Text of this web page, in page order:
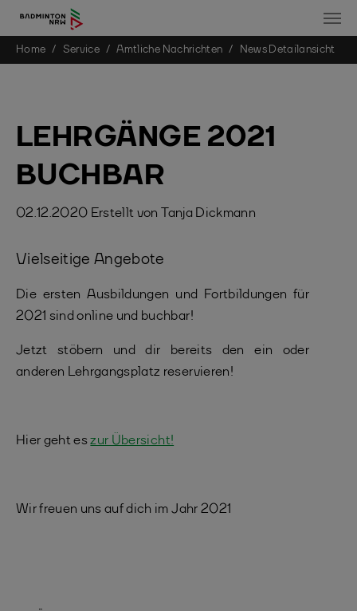
Skip to main content
You are here:
Home Service Amtliche Nachrichten News Detailansicht
LEHRGÄNGE 2021
BUCHBAR
02.12.2020 Erstellt von Tanja Dickmann
Vielseitige Angebote
Die ersten Ausbildungen und Fortbildungen für
2021 sind online und buchbar!
Jetzt stöbern und dir bereits den ein oder
anderen Lehrgangsplatz reservieren!
Hier geht eszur Übersicht!
Wir freuen uns auf dich im Jahr 2021